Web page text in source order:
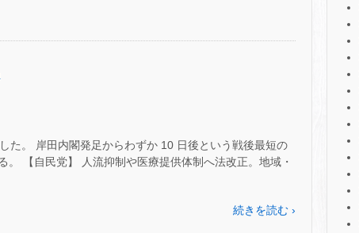
た。 岸田内閣発足からわずか 10 日後という戦後最短の
【自民党】 人流抑制や医療提供体制へ法改正。地域・
続きを読む ›